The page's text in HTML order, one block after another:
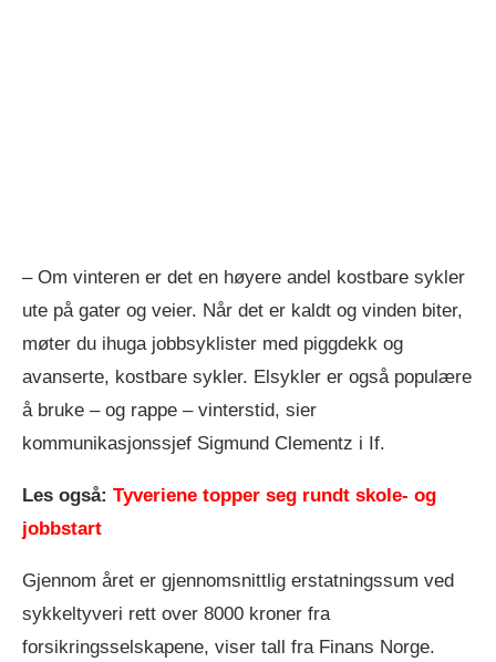
– Om vinteren er det en høyere andel kostbare sykler
ute på gater og veier. Når det er kaldt og vinden biter,
møter du ihuga jobbsyklister med piggdekk og
avanserte, kostbare sykler. Elsykler er også populære
å bruke – og rappe – vinterstid, sier
kommunikasjonssjef Sigmund Clementz i If.
Les også: Tyveriene topper seg rundt skole- og
jobbstart
Gjennom året er gjennomsnittlig erstatningssum ved
sykkeltyveri rett over 8000 kroner fra
forsikringsselskapene, viser tall fra Finans Norge.